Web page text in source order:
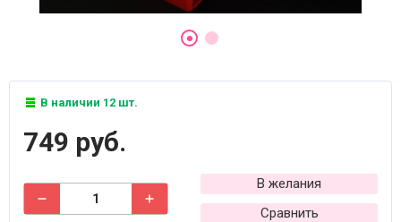
В наличии 12 шт.
749 руб.
В желания
Сравнить